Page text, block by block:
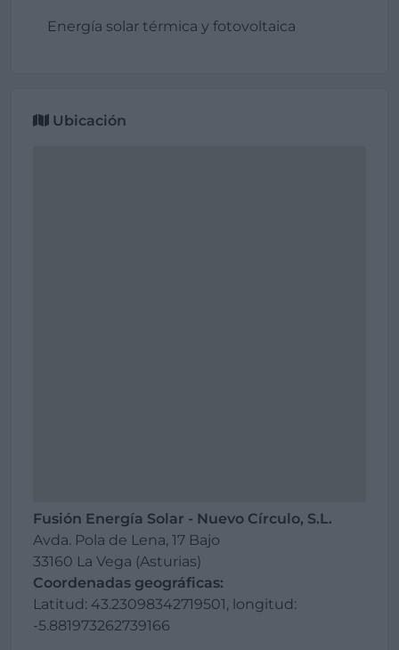
Energía solar térmica y fotovoltaica
Ubicación
Fusión Energía Solar - Nuevo Círculo, S.L.
Avda. Pola de Lena, 17 Bajo
33160 La Vega (Asturias)
Coordenadas geográficas:
Latitud: 43.23098342719501, longitud:
-5.881973262739166